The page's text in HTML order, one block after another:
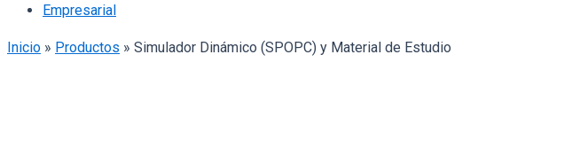
Empresarial
Inicio » Productos » Simulador Dinámico (SPOPC) y Material de Estudio